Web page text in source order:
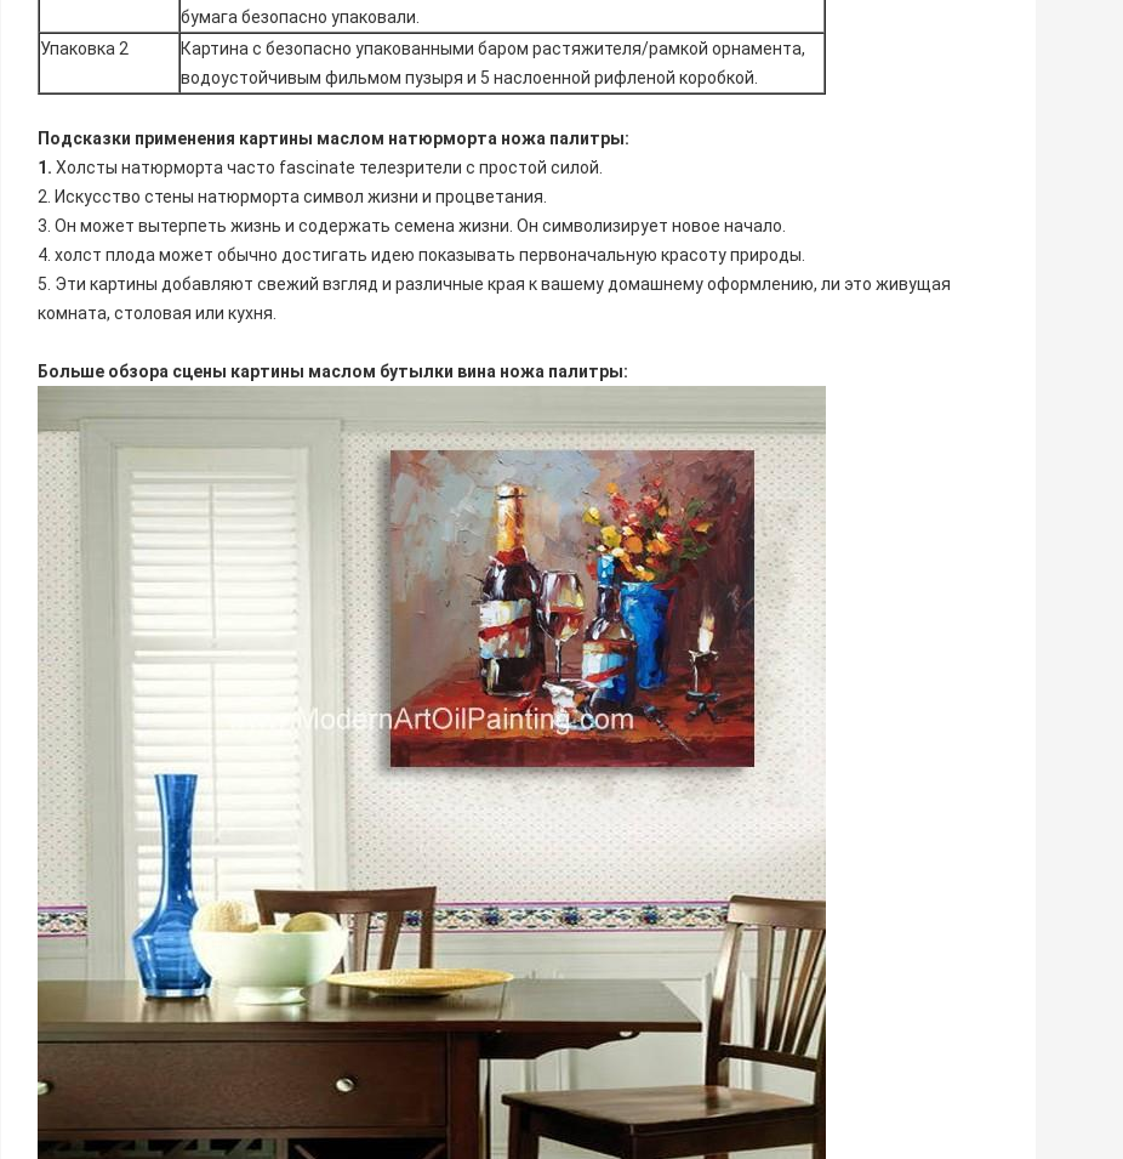
бумага безопасно упаковали.
Упаковка 2
Картина с безопасно упакованными баром растяжителя/рамкой орнамента,
водоустойчивым фильмом пузыря и 5 наслоенной рифленой коробкой.
Подсказки применения картины маслом натюрморта ножа палитры:
1. Холсты натюрморта часто fascinate телезрители с простой силой.
2. Искусство стены натюрморта символ жизни и процветания.
3. Он может вытерпеть жизнь и содержать семена жизни. Он символизирует новое начало.
4. холст плода может обычно достигать идею показывать первоначальную красоту природы.
5. Эти картины добавляют свежий взгляд и различные края к вашему домашнему оформлению, ли это живущая
комната, столовая или кухня.
Больше обзора сцены картины маслом бутылки вина ножа палитры: